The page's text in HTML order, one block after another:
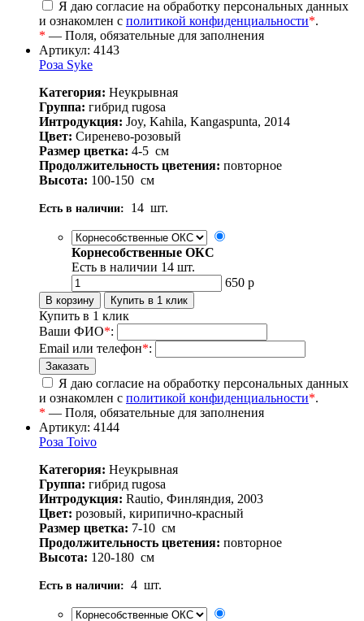
Я даю согласие на обработку персональных данных
и ознакомлен с политикой конфиденциальности*.
* — Поля, обязательные для заполнения
Артикул: 4143
Роза Syke
Категория: Неукрывная
Группа: гибрид rugosa
Интродукция: Joy, Kahila, Kangaspunta, 2014
Цвет: Сиренево-розовый
Размер цветка: 4-5 см
Продолжительность цветения: повторное
Высота: 100-150 см
Есть в наличии: 14 шт.
Корнесобственные ОКС
Есть в наличии 14 шт.
650 р
Купить в 1 клик
Ваши ФИО*:
Email или телефон*:
Я даю согласие на обработку персональных данных
и ознакомлен с политикой конфиденциальности*.
* — Поля, обязательные для заполнения
Артикул: 4144
Роза Toivo
Категория: Неукрывная
Группа: гибрид rugosa
Интродукция: Rautio, Финляндия, 2003
Цвет: розовый, кирипично-красный
Размер цветка: 7-10 см
Продолжительность цветения: повторное
Высота: 120-180 см
Есть в наличии: 4 шт.